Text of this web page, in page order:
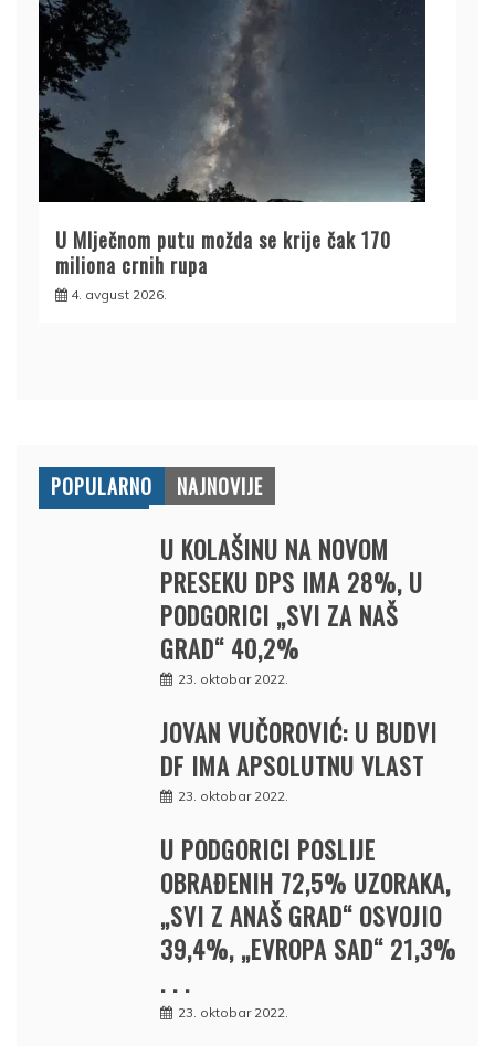
U Mlječnom putu možda se krije čak 170
miliona crnih rupa
4. avgust 2026.
POPULARNO NAJNOVIJE
U KOLAŠINU NA NOVOM
PRESEKU DPS IMA 28%, U
PODGORICI „SVI ZA NAŠ
GRAD“ 40,2%
23. oktobar 2022.
JOVAN VUČOROVIĆ: U BUDVI
DF IMA APSOLUTNU VLAST
23. oktobar 2022.
U PODGORICI POSLIJE
OBRAĐENIH 72,5% UZORAKA,
„SVI Z ANAŠ GRAD“ OSVOJIO
39,4%, „EVROPA SAD“ 21,3%
. . .
23. oktobar 2022.